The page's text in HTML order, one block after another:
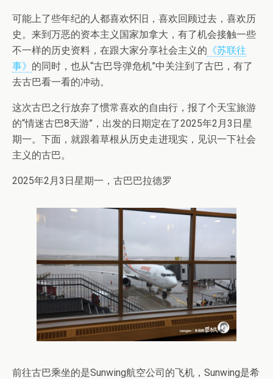
可能上了些年纪的人都喜欢怀旧，喜欢回顾过去，喜欢历
史。来到万恶的资本主义国家加拿大，有了机会接触一些
不一样的历史资料，在跟大家分享社会主义的 《苏联往
事》 的同时，也从“古巴导弹危机”中关注到了古巴，有了
去古巴看一看的冲动。
这次古巴之行放弃了惯常喜欢的自由行，报了个天宝旅游
的“情迷古巴8天游”，出发的日期定在了2025年2月3日星
期一。下面，就跟着草根从历史走进现实，见识一下社会
主义的古巴。
2025年2月3日星期一，古巴巴拉德罗
前往古巴乘坐的是Sunwing航空公司的飞机，Sunwing是希